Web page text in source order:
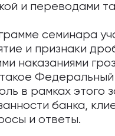
и переводами
семинара
и признаки
наказаниями
Федеральный
в рамках этого
банка,
и ответы.